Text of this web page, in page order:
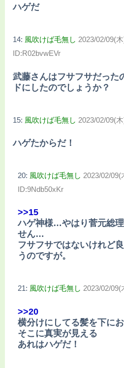
ハゲだ
14: 風吹けば毛無し 2023/02/09(
ID:R02bvwEVr
武藤さんはフサフサだった
ドにしたのでしょうか？
15: 風吹けば毛無し 2023/02/09(
ハゲたからだ！
20: 風吹けば毛無し 2023/02/09(
ID:9Ndb50xKr
>>15
ハゲ神様…やはり菅元総
せん…
フサフサではないけれど
うのですが。
21: 風吹けば毛無し 2023/02/09(
>>20
横分けにしてる髪を下に
そこに真実が見える
あれはハゲだ！